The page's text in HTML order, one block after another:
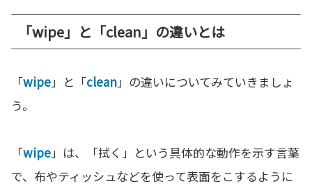
「wipe」と「clean」の違いとは
「wipe」と「clean」の違いについてみていきましょ
う。
「wipe」は、「拭く」という具体的な動作を示す言葉
で、布やティッシュなどを使って表面をこするように